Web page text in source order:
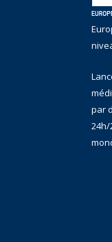
par